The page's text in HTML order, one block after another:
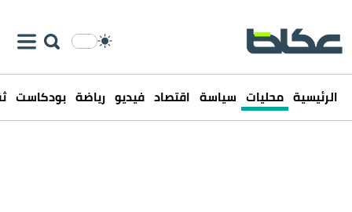
الرئيسية محليات سياسة اقتصاد فيديو رياضة بودكاست